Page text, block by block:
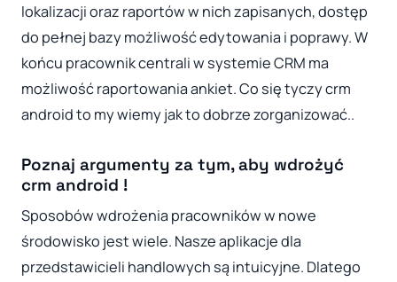
lokalizacji oraz raportów w nich zapisanych, dostęp
do pełnej bazy możliwość edytowania i poprawy. W
końcu pracownik centrali w systemie CRM ma
możliwość raportowania ankiet. Co się tyczy crm
android to my wiemy jak to dobrze zorganizować..
Poznaj argumenty za tym, aby wdrożyć
crm android !
Sposobów wdrożenia pracowników w nowe
środowisko jest wiele. Nasze aplikacje dla
przedstawicieli handlowych są intuicyjne. Dlatego